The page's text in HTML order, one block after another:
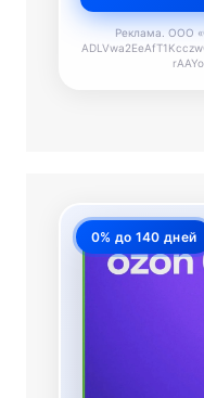
Реклама. ООО
0% до 140 дней